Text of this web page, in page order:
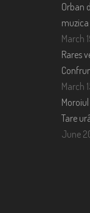
Orban
March
Rares
March
Tare
June